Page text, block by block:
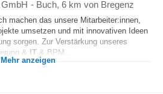
- Buch, 6 km von Bregenz
machen das unsere Mitarbeiter:innen,
umsetzen und mit innovativen Ideen
sorgen. Zur Verstärkung unseres
& IT & BPM...
Mehr anzeigen